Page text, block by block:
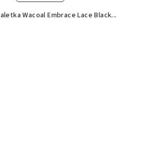
Wacoal Embrace Lace Black...